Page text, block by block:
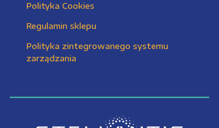
Polityka Cookies
Regulamin sklepu
Polityka zintegrowanego systemu
zarządzania